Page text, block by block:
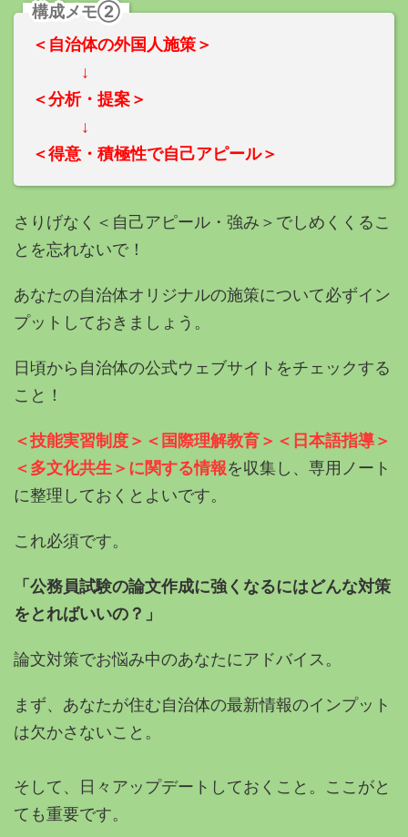
構成メモ②
＜自治体の外国人施策＞
↓
＜分析・提案＞
↓
＜得意・積極性で自己アピール＞
さりげなく＜自己アピール・強み＞でしめくくるこ
とを忘れないで！
あなたの自治体オリジナルの施策について必ずイン
プットしておきましょう。
日頃から自治体の公式ウェブサイトをチェックする
こと！
＜技能実習制度＞＜国際理解教育＞＜日本語指導＞
＜多文化共生＞に関する情報を収集し、専用ノート
に整理しておくとよいです。
これ必須です。
「公務員試験の論文作成に強くなるにはどんな対策
をとればいいの？」
論文対策でお悩み中のあなたにアドバイス。
まず、あなたが住む自治体の最新情報のインプット
は欠かさないこと。
そして、日々アップデートしておくこと。 ここがと
ても重要です。